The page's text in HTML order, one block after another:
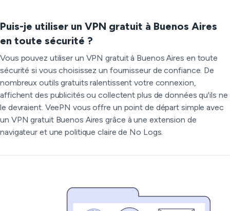
Puis-je utiliser un VPN gratuit à Buenos Aires
en toute sécurité ?
Vous pouvez utiliser un VPN gratuit à Buenos Aires en toute
sécurité si vous choisissez un fournisseur de confiance. De
nombreux outils gratuits ralentissent votre connexion,
affichent des publicités ou collectent plus de données qu'ils ne
le devraient. VeePN vous offre un point de départ simple avec
un VPN gratuit Buenos Aires grâce à une extension de
navigateur et une politique claire de No Logs.